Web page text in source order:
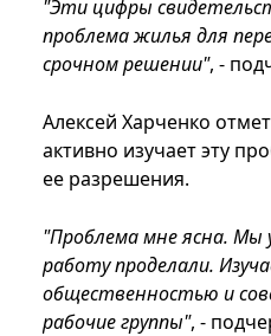
"Эти цифры
проблема жилья для
срочном решении", -
Алексей Харченко
активно изучает эту
ее разрешения.
"Проблема мне ясна. Мы
работу проделали.
общественностью и
рабочие группы", -